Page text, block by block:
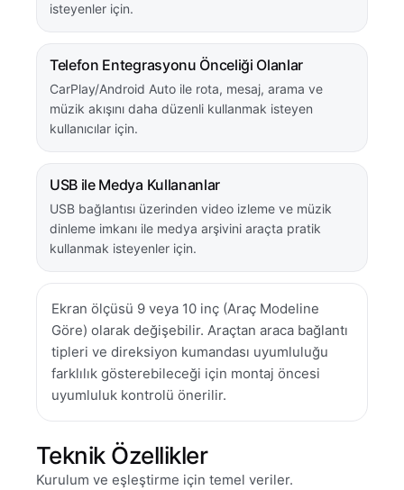
isteyenler için.
Telefon Entegrasyonu Önceliği Olanlar
CarPlay/Android Auto ile rota, mesaj, arama ve
müzik akışını daha düzenli kullanmak isteyen
kullanıcılar için.
USB ile Medya Kullananlar
USB bağlantısı üzerinden video izleme ve müzik
dinleme imkanı ile medya arşivini araçta pratik
kullanmak isteyenler için.
Ekran ölçüsü 9 veya 10 inç (Araç Modeline
Göre) olarak değişebilir. Araçtan araca bağlantı
tipleri ve direksiyon kumandası uyumluluğu
farklılık gösterebileceği için montaj öncesi
uyumluluk kontrolü önerilir.
Teknik Özellikler
Kurulum ve eşleştirme için temel veriler.